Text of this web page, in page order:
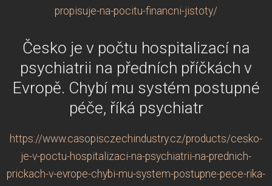
propisuje-na-pocitu-financni-jistoty/
Česko je v počtu hospitalizací na
psychiatrii na předních příčkách v
Evropě. Chybí mu systém postupné
péče, říká psychiatr
https://www.casopisczechindustry.cz/products/cesko-
je-v-poctu-hospitalizaci-na-psychiatrii-na-prednich-
prickach-v-evrope-chybi-mu-system-postupne-pece-rika-